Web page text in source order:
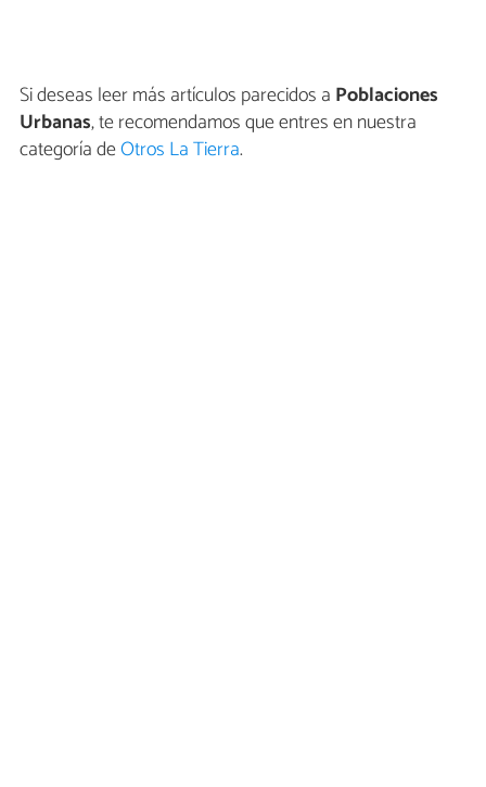
Si deseas leer más artículos parecidos a Poblaciones
Urbanas, te recomendamos que entres en nuestra
categoría deOtros La Tierra.